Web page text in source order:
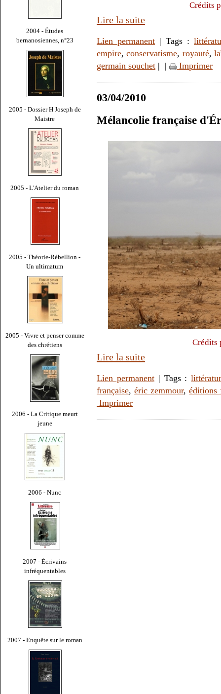
2004 - Études
bernanosiennes, n°23
2005 - Dossier H Joseph de
Maistre
2005 - L'Atelier du roman
2005 - Théorie-Rébellion -
Un ultimatum
2005 - Vivre et penser comme
des chrétiens
2006 - La Critique meurt
jeune
2006 - Nunc
2007 - Écrivains
infréquentables
2007 - Enquête sur le roman
Crédits
Lire la suite
Lien permanent | Tags :
empire,conservatisme, royauté,
germain souchet | | Imprimer
03/04/2010
Mélancolie française
Crédits
Lire la suite
Lien permanent| Tags :
française,éric zemmour,éditions
Imprimer